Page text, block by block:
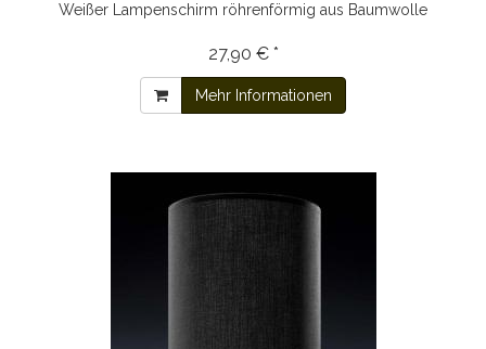
Weißer Lampenschirm röhrenförmig aus Baumwolle
27,90 € *
Mehr Informationen